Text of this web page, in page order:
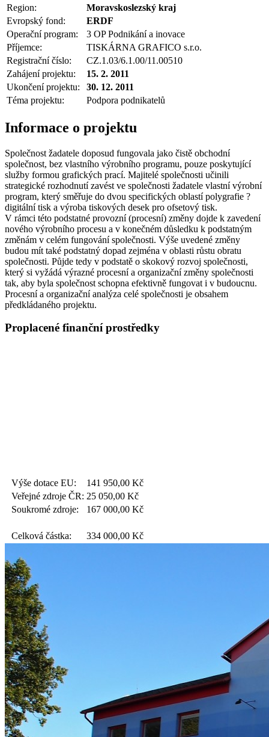
Region:
Moravskoslezský kraj
Evropský fond:
ERDF
Operační program:
3 OP Podnikání a inovace
Příjemce:
TISKÁRNA GRAFICO s.r.o.
Registrační číslo:
CZ.1.03/6.1.00/11.00510
Zahájení projektu:
15. 2. 2011
Ukončení projektu:
30. 12. 2011
Téma projektu:
Podpora podnikatelů
Informace o projektu
Společnost žadatele doposud fungovala jako čistě obchodní
společnost, bez vlastního výrobního programu, pouze poskytující
služby formou grafických prací. Majitelé společnosti učinili
strategické rozhodnutí zavést ve společnosti žadatele vlastní výrobní
program, který směřuje do dvou specifických oblastí polygrafie ?
digitální tisk a výroba tiskových desek pro ofsetový tisk.
V rámci této podstatné provozní (procesní) změny dojde k zavedení
nového výrobního procesu a v konečném důsledku k podstatným
změnám v celém fungování společnosti. Výše uvedené změny
budou mít také podstatný dopad zejména v oblasti růstu obratu
společnosti. Půjde tedy v podstatě o skokový rozvoj společnosti,
který si vyžádá výrazné procesní a organizační změny společnosti
tak, aby byla společnost schopna efektivně fungovat i v budoucnu.
Procesní a organizační analýza celé společnosti je obsahem
předkládaného projektu.
Proplacené finanční prostředky
Výše dotace EU: 141 950,00 Kč
Veřejné zdroje ČR: 25 050,00 Kč
Soukromé zdroje:
167 000,00 Kč
Celková částka: 334 000,00 Kč